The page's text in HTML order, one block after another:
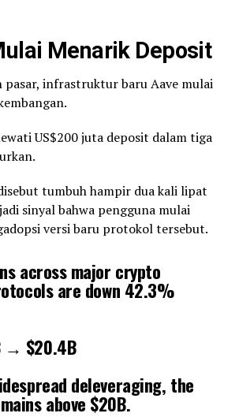
Menarik Deposit
pasar, infrastruktur baru Aave mulai
US$200 juta deposit dalam tiga
tumbuh hampir dua kali lipat
sinyal bahwa pengguna mulai
versi baru protokol tersebut.
across major crypto
are down 42.3%
→ $20.4B
deleveraging, the
above $20B.